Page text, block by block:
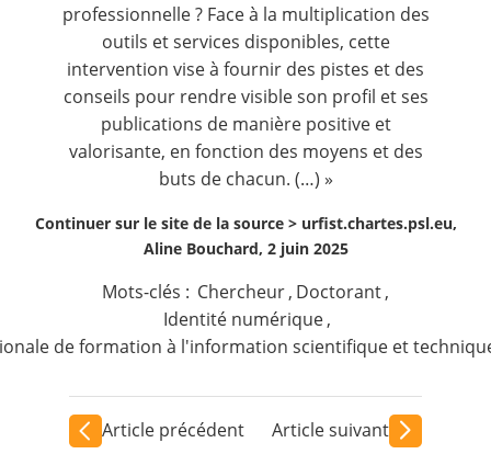
professionnelle ? Face à la multiplication des
outils et services disponibles, cette
intervention vise à fournir des pistes et des
conseils pour rendre visible son profil et ses
publications de manière positive et
valorisante, en fonction des moyens et des
buts de chacun. (…) »
Continuer sur le site de la source > urfist.chartes.psl.eu,
Aline Bouchard, 2 juin 2025
Mots-clés : Chercheur, Doctorant,
Identité numérique,
de formation à l'information scientifique et technique
Article précédent Article suivant